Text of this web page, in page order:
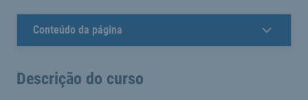
Conteúdo da página
Descrição do curso